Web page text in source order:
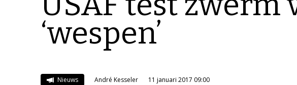
‘wespen’
Nieuws André Kesseler 11 januari 2017 09:00